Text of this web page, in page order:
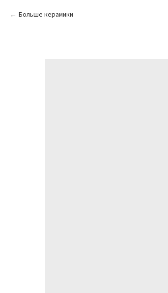
Больше керамики